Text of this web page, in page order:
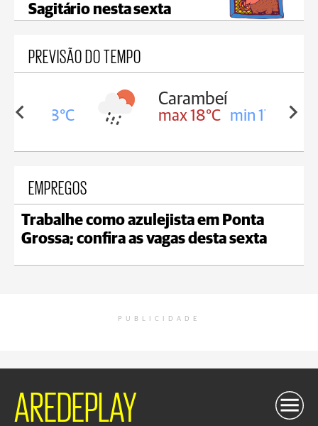
Sagitário nesta sexta
PREVISÃO DO TEMPO
18°C
Carambeí
max 18°C min 17°C
EMPREGOS
Trabalhe como azulejista em Ponta
Grossa; confira as vagas desta sexta
PUBLICIDADE
AREDEPLAY